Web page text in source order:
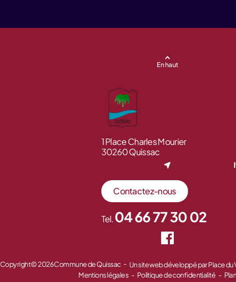
En haut
1 Place Charles Mourier
30260 Quissac
Contactez-nous
Tel.04 66 77 30 02
Copyright © 2026 Commune de Quissac Un site web développé par Place du
Mentions légales
Politique de confidentialité